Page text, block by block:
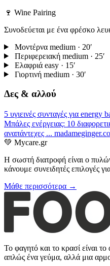
🍷 Wine Pairing
Συνοδεύεται με ένα φρέσκο
Μοντέρνα medium · 20′
Περιφερειακή medium · 25′
Ελαφριά easy · 15′
Γιορτινή medium · 30′
Δες & αλλού
5 υγιεινές συνταγές για energy
Μπάλες ενέργειας: 10
αναπάντεχες ...
💚 Mycare.gr
Η σωστή διατροφή είναι ο
κάνουμε συνειδητές επιλογές
Μάθε περισσότερα →
Το φαγητό και το κρασί είναι
απλώς ένα γεύμα, αλλά μια